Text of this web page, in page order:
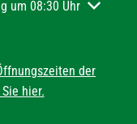
um 08:30 Uhr
der
hier.